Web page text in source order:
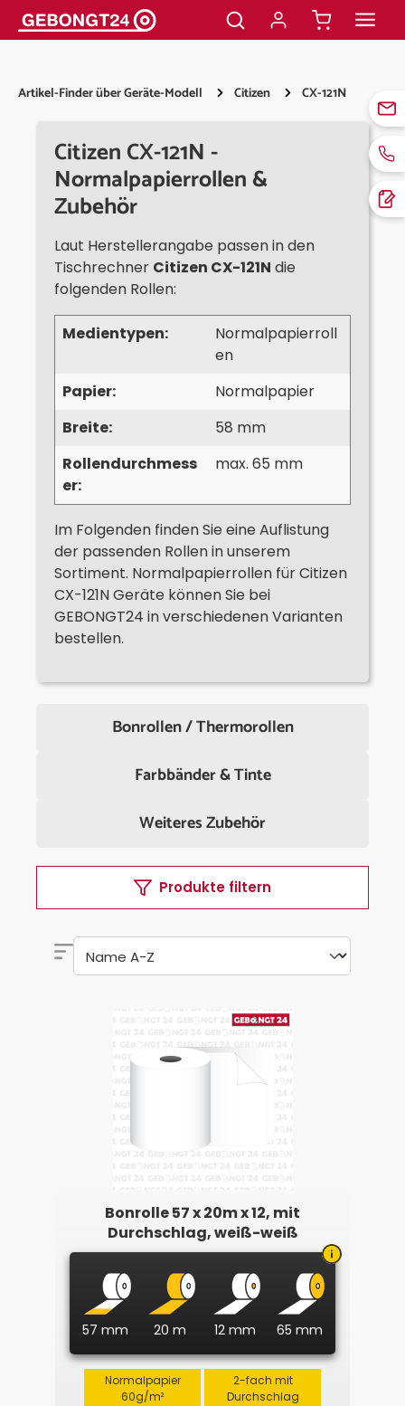
springen
Artikel-Finder über Geräte-Modell Citizen CX-121N
Citizen CX-121N -
Normalpapierrollen &
Zubehör
Laut Herstellerangabe passen in den
Tischrechner Citizen CX-121N die
folgenden Rollen:
Medientypen:
Normalpapierroll
en
Papier:
Normalpapier
Breite:
58 mm
Rollendurchmess
er:
max. 65 mm
Im Folgenden finden Sie eine Auflistung
der passenden Rollen in unserem
Sortiment. Normalpapierrollen für Citizen
CX-121N Geräte können Sie bei
GEBONGT24 in verschiedenen Varianten
bestellen.
Bonrollen / Thermorollen
Farbbänder & Tinte
Weiteres Zubehör
Produkte filtern
Bonrolle 57 x 20m x 12, mit
Durchschlag, weiß-weiß
57 mm 20 m 12 mm 65 mm
Normalpapier
60g/m²
2-fach mit
Durchschlag